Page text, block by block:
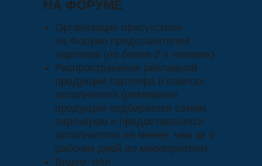
Бондаренко, руководителем
редакции специальных проектов
«Делового Петербурга»
Интервью на площадке Форума
для программы «78 бизнес» на
Телеканале «78» (до 20 секунд,
2 выхода – оригинал + повтор)
Распространение рекламной
продукции партнера в пакетах
исполнителя (рекламная
продукция подбирается самим
партнером и предоставляется
НА ФОРУМЕ
Организация присутствия
на Форуме представителей
партнера (не более 2‑х человек)
Распространение рекламной
продукции партнера в пакетах
исполнителя (рекламная
продукция подбирается самим
партнером и предоставляется
исполнителю не менее, чем за 5
рабочих дней до мероприятия)
Видео- или